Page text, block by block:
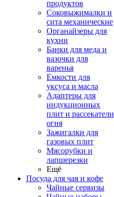
продуктов
Соковыжималки и
сита механические
Органайзеры для
кухни
Банки для меда и
вазочки для
варенья
Емкости для
уксуса и масла
Адаптеры для
индукционных
плит и рассекатели
огня
Зажигалки для
газовых плит
Мясорубки и
лапшерезки
Ещё
Посуда для чая и кофе
Чайные сервизы